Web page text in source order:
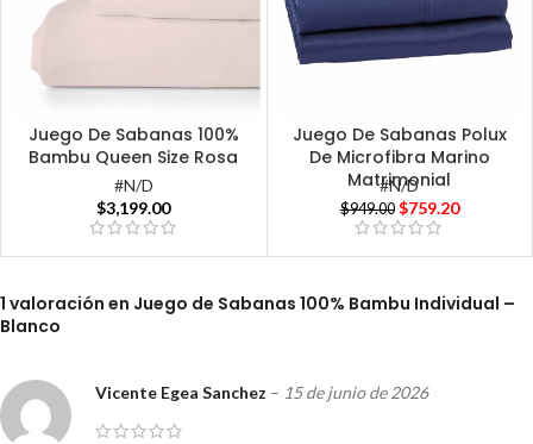
Juego De Sabanas 100%
Bambu Queen Size Rosa
#N/D
$3,199.00
Juego De Sabanas Polux
De Microfibra Marino
Matrimonial
#N/D
$949.00 $759.20
1 valoración en Juego de Sabanas 100% Bambu Individual –
Blanco
Vicente Egea Sanchez – 15 de junio de 2026